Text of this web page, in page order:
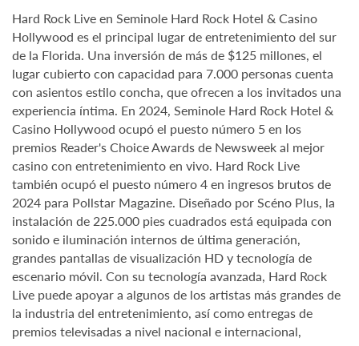
Hard Rock Live en Seminole Hard Rock Hotel & Casino
Hollywood es el principal lugar de entretenimiento del sur
de la Florida. Una inversión de más de $125 millones, el
lugar cubierto con capacidad para 7.000 personas cuenta
con asientos estilo concha, que ofrecen a los invitados una
experiencia íntima. En 2024, Seminole Hard Rock Hotel &
Casino Hollywood ocupó el puesto número 5 en los
premios Reader's Choice Awards de Newsweek al mejor
casino con entretenimiento en vivo. Hard Rock Live
también ocupó el puesto número 4 en ingresos brutos de
2024 para Pollstar Magazine. Diseñado por Scéno Plus, la
instalación de 225.000 pies cuadrados está equipada con
sonido e iluminación internos de última generación,
grandes pantallas de visualización HD y tecnología de
escenario móvil. Con su tecnología avanzada, Hard Rock
Live puede apoyar a algunos de los artistas más grandes de
la industria del entretenimiento, así como entregas de
premios televisadas a nivel nacional e internacional,